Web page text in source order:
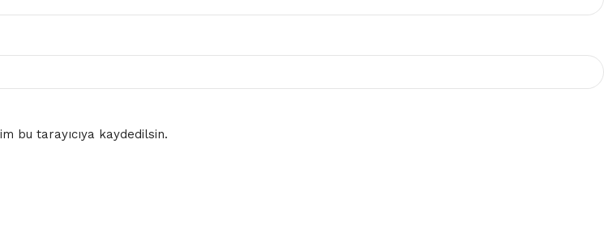
bu tarayıcıya kaydedilsin.